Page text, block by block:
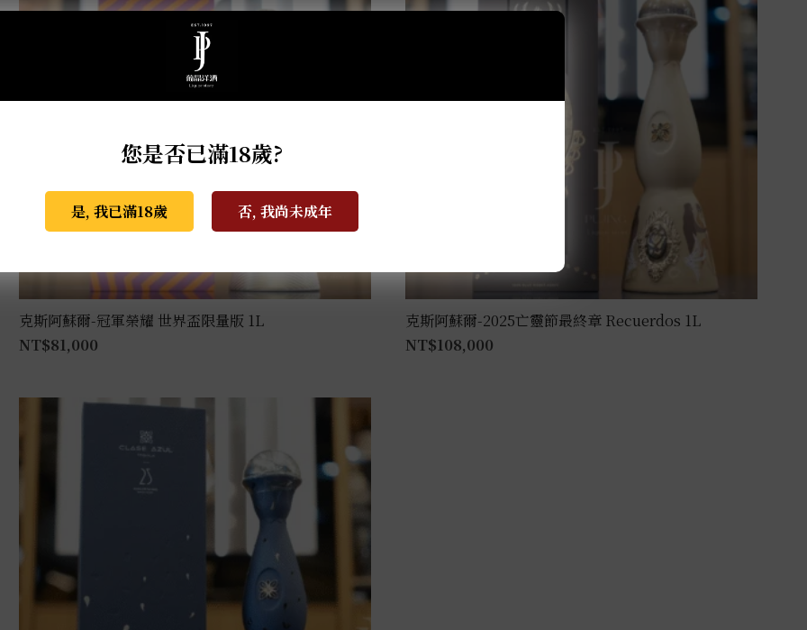
克斯阿蘇爾-冠軍榮耀 世界盃限量版 1L
NT$81,000
克斯阿蘇爾-2025亡靈節最終章 Recuerdos 1L
NT$108,000
您是否已滿18歲?
是, 我已滿18歲 否, 我尚未成年